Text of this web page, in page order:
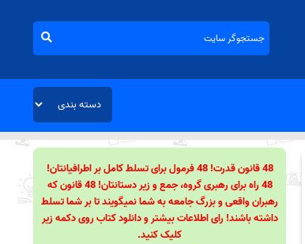
48 قانون قدرت! 48 فرمول برای تسلط کامل بر اطرافیانتان!
48 راه برای رهبری گروه، جمع و زیر دستانتان! 48 قانون که
رهبران واقعی و بزرگ جامعه به شما نمیگویند تا بر شما تسلط
داشته باشند! رای اطلاعات بیشتر و دانلود کتاب روی دکمه زیر
کلیک کنید.